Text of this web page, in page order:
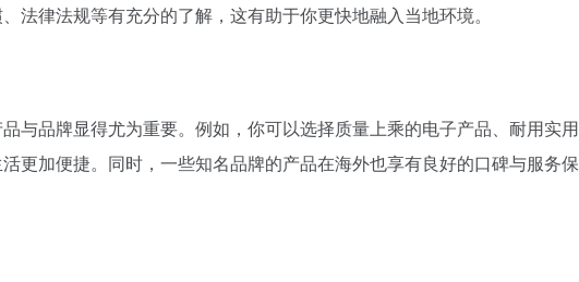
法律法规等有充分的了解，这有助于你更快地融入当地环境。
与品牌显得尤为重要。例如，你可以选择质量上乘的电子产品、耐用实用
更加便捷。同时，一些知名品牌的产品在海外也享有良好的口碑与服务保